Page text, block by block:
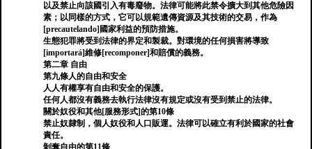
以及禁止向該國引入有毒廢物。法律可能將此禁令擴大到其他危險因
素；以同樣的方式，它可以規範遺傳資源及其技術的交易，作為
[precautelando]國家利益的預防措施。
生態犯罪將受到法律的界定和製裁。對環境的任何損害將導致
[importará]維修[recomponer]和賠償的義務。
第二章 自由
第九條人的自由和安全
人人有權享有自由和安全的保護。
任何人都沒有義務去執行法律沒有規定或沒有受到禁止的法律。
關於奴役和其他[服務形式]的第10條
禁止奴隸制，個人奴役和人口販運。法律可以確立有利於國家的社會
責任。
剝奪自由的第11條